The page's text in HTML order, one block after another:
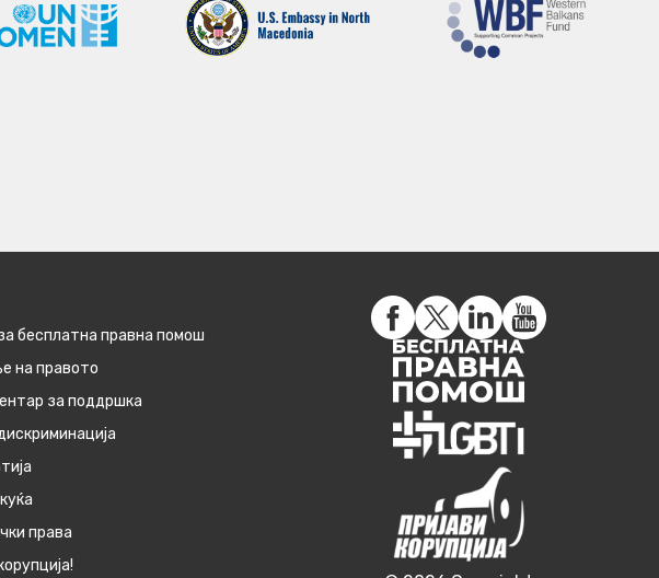
бесплатна правна помош
на правото
за поддршка
права